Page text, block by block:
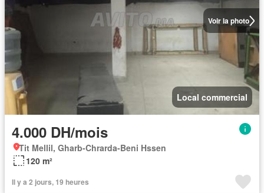
Voir la photo
Local commercial
4.000 DH/mois
Tit Mellil, Gharb-Chrarda-Beni Hssen
120 m²
Il y a 2 jours, 19 heures